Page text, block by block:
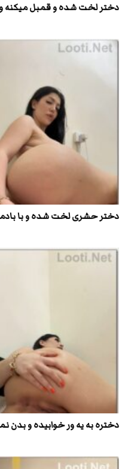
دختر لخت شده و قمبل میکنه
دختر حشری لخت شده و با
دختره به یه ور خوابیده و بدن